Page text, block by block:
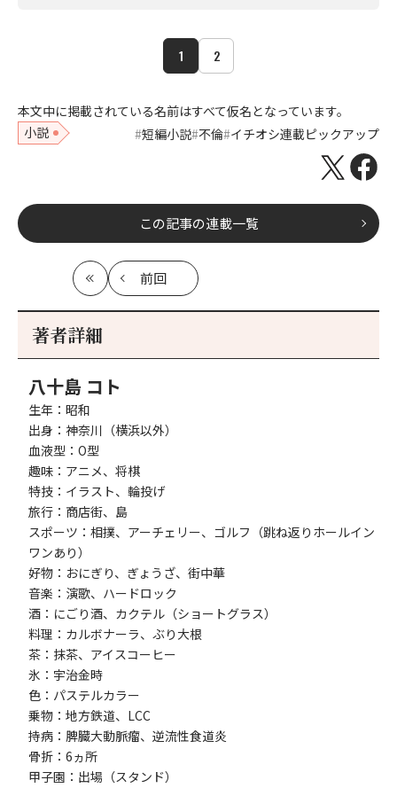
1 2
本文中に掲載されている名前はすべて仮名となっています。
小説
短編小説 不倫 イチオシ連載ピックアップ
この記事の連載一覧
最
初
前回
記
著者詳細
八十島 コト
生年：昭和
出身：神奈川（横浜以外）
血液型：O型
趣味：アニメ、将棋
特技：イラスト、輪投げ
旅行：商店街、島
スポーツ：相撲、アーチェリー、ゴルフ（跳ね返りホールイン
ワンあり）
好物：おにぎり、ぎょうざ、街中華
音楽：演歌、ハードロック
酒：にごり酒、カクテル（ショートグラス）
料理：カルボナーラ、ぶり大根
茶：抹茶、アイスコーヒー
氷：宇治金時
色：パステルカラー
乗物：地方鉄道、LCC
持病：脾臓大動脈瘤、逆流性食道炎
骨折：6ヵ所
甲子園：出場（スタンド）